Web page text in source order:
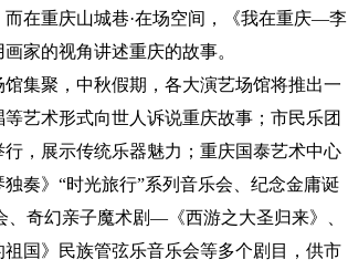
在重庆山城巷·在场空间，《我在重庆—李
家的视角讲述重庆的故事。
集聚，中秋假期，各大演艺场馆将推出一
艺术形式向世人诉说重庆故事；市民乐团
，展示传统乐器魅力；重庆国泰艺术中心
奏》“时光旅行”系列音乐会、纪念金庸诞
、奇幻亲子魔术剧—《西游之大圣归来》、
国》民族管弦乐音乐会等多个剧目，供市